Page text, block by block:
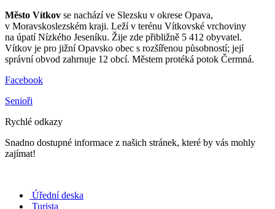
Město Vítkov se nachází ve Slezsku v okrese Opava,
v Moravskoslezském kraji. Leží v terénu Vítkovské vrchoviny
na úpatí Nízkého Jeseníku. Žije zde přibližně 5 412 obyvatel.
Vítkov je pro jižní Opavsko obec s rozšířenou působností; její
správní obvod zahrnuje 12 obcí. Městem protéká potok Čermná.
Facebook
Senioři
Rychlé odkazy
Snadno dostupné informace z našich stránek, které by vás mohly
zajímat!
Úřední deska
Turista